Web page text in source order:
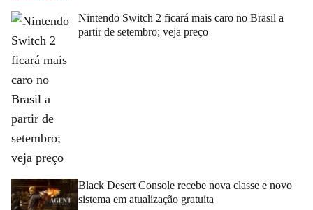
Nintendo Switch 2 ficará mais caro no Brasil a
partir de setembro; veja preço
Black Desert Console recebe nova classe e novo
sistema em atualização gratuita